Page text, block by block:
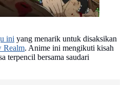
ini yang menarik untuk disaksikan
Realm. Anime ini mengikuti kisah
terpencil bersama saudari